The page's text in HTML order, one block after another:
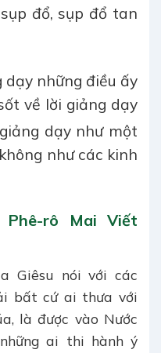
đổ, sụp đổ tan
dạy những điều ấy
về lời giảng dạy
dạy như một
như các kinh
Phê-rô Mai Viết
Giêsu nói với các
bất cứ ai thưa với
là được vào Nước
ai thi hành ý